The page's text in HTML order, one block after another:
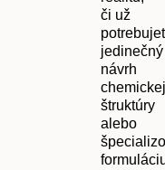
či už
jedinečný
návrh
chemickej
štruktúry
alebo